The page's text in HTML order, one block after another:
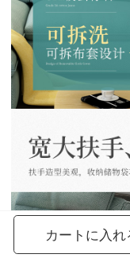
カートに入れ